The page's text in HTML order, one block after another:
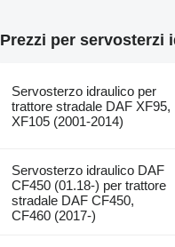
Prezzi per servosterzi
Servosterzo idraulico per
trattore stradale DAF XF95,
XF105 (2001-2014)
Servosterzo idraulico DAF
CF450 (01.18-) per trattore
stradale DAF CF450,
CF460 (2017-)